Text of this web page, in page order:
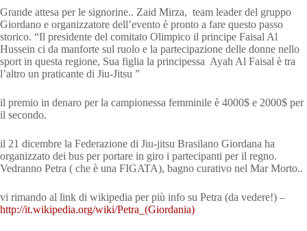
Grande attesa per le signorine.. Zaid Mirza, team leader del gruppo
Giordano e organizzatore dell’evento è pronto a fare questo passo
storico. “Il presidente del comitato Olimpico il principe Faisal Al
Hussein ci da manforte sul ruolo e la partecipazione delle donne nello
sport in questa regione, Sua figlia la principessa Ayah Al Faisal è tra
l’altro un praticante di Jiu-Jitsu ”
il premio in denaro per la campionessa femminile è 4000$ e 2000$ per
il secondo.
il 21 dicembre la Federazione di Jiu-jitsu Brasilano Giordana ha
organizzato dei bus per portare in giro i partecipanti per il regno.
Vedranno Petra ( che è una FIGATA), bagno curativo nel Mar Morto..
vi rimando al link di wikipedia per più info su Petra (da vedere!) –
http://it.wikipedia.org/wiki/Petra_(Giordania)